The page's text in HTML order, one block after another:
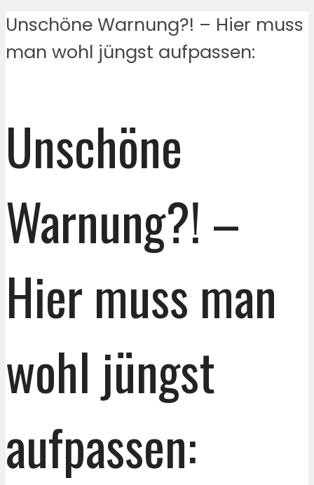
Unschöne Warnung?! – Hier muss
man wohl jüngst aufpassen:
Unschöne
Warnung?! –
Hier muss man
wohl jüngst
aufpassen: